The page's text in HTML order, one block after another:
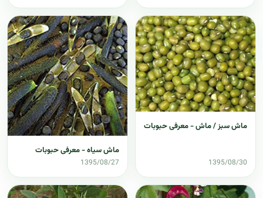
ماش سبز / ماش - معرفی حبوبات
1395/08/30
ماش سیاه - معرفی حبوبات
1395/08/27